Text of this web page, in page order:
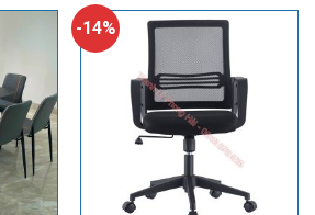
4,550,000₫.
-14%